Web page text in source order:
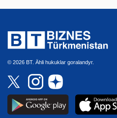
© 2026 BT. Ähli hukuklar goralandyr.